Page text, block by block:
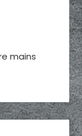
mains